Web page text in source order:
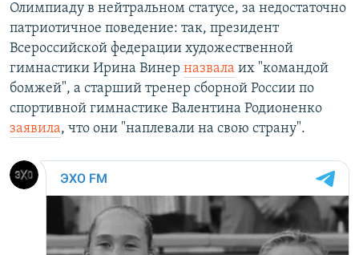
Олимпиаду в нейтральном статусе, за недостаточно
патриотичное поведение: так, президент
Всероссийской федерации художественной
гимнастики Ирина Винер назвала их "командой
бомжей", а старший тренер сборной России по
спортивной гимнастике Валентина Родионенко
заявила, что они "наплевали на свою страну".